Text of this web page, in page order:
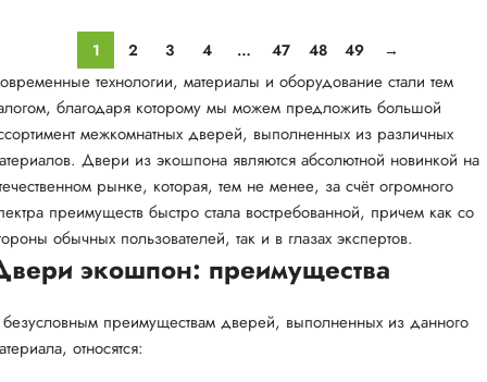
1 2 3 4 … 47 48 49 →
технологии, материалы и оборудование стали тем
благодаря которому мы можем предложить большой
межкомнатных дверей, выполненных из различных
Двери из экошпона являются абсолютной новинкой на
рынке, которая, тем не менее, за счёт огромного
преимуществ быстро стала востребованной, причем как со
обычных пользователей, так и в глазах экспертов.
экошпон: преимущества
преимуществам дверей, выполненных из данного
относятся: